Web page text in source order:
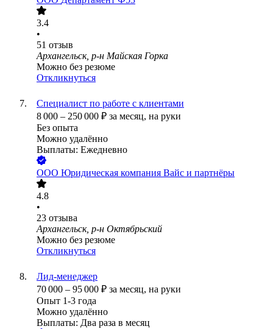
3.4
•
51 отзыв
Архангельск, р-н Майская Горка
Можно без резюме
Откликнуться
Специалист по работе с клиентами
8 000 – 250 000 ₽ за месяц, на руки
Без опыта
Можно удалённо
Выплаты: Ежедневно
ООО Юридическая компания Вайс и партнёры
4.8
•
23 отзыва
Архангельск, р-н Октябрьский
Можно без резюме
Откликнуться
Лид-менеджер
70 000 – 95 000 ₽ за месяц, на руки
Опыт 1-3 года
Можно удалённо
Выплаты: Два раза в месяц